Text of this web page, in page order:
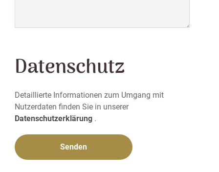
Datenschutz
Detaillierte Informationen zum Umgang mit
Nutzerdaten finden Sie in unserer
Datenschutzerklärung .
Bitte lasse dieses Feld leer.
Bitte lasse dieses Feld leer.